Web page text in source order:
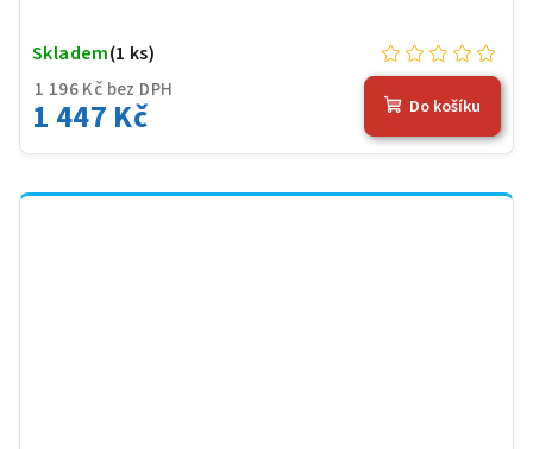
1 196 Kč bez DPH
1 447 Kč
Skladem(1 ks)
Do košíku